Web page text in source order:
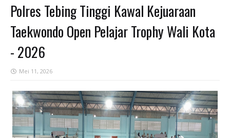
Polres Tebing Tinggi Kawal Kejuaraan
Taekwondo Open Pelajar Trophy Wali Kota
- 2026
Mei 11, 2026